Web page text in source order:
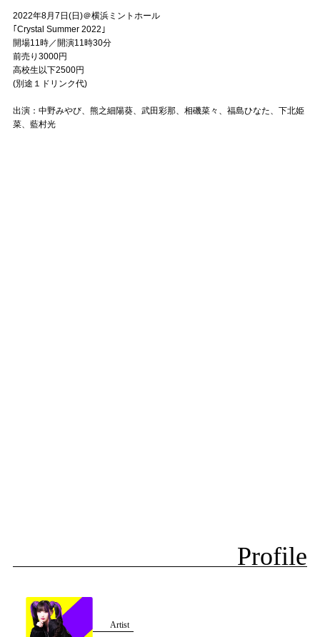
2022年8月7日(日)＠横浜ミントホール
｢Crystal Summer 2022｣
開場11時／開演11時30分
前売り3000円
高校生以下2500円
(別途１ドリンク代)
出演：中野みやび、熊之細陽葵、武田彩那、相磯菜々、福島ひなた、下北姫
菜、藍村光
Profile
Artist